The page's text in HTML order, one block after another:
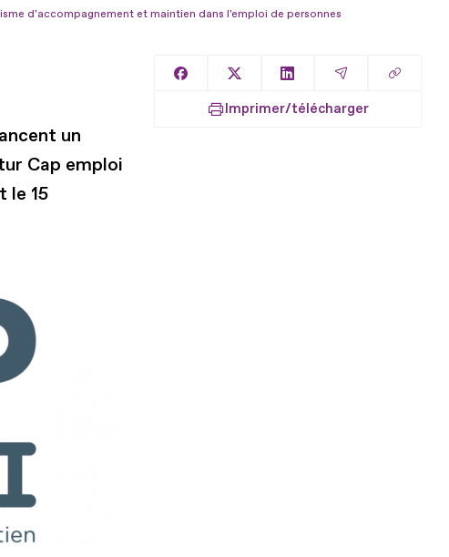
d'accompagnement et maintien dans l'emploi de personnes
un
Cap emploi
le 15
Partager sur Facebook
Partager sur XPartager sur LinkedIn
Partager par
Copier
Imprimer/télécharger